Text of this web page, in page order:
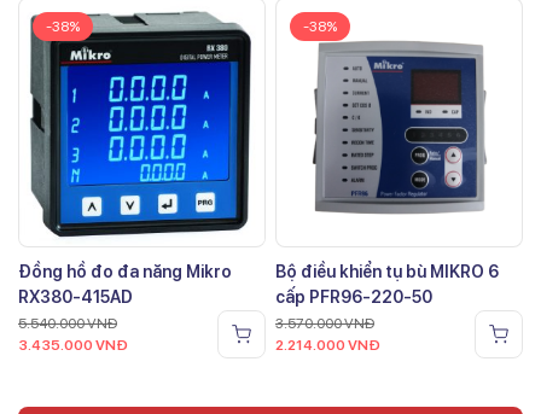
-38%
Đồng hồ đo đa năng Mikro
RX380-415AD
5.540.000VNĐ
3.435.000 VNĐ
-38%
Bộ điều khiển tụ bù MIKRO 6
cấp PFR96-220-50
3.570.000VNĐ
2.214.000 VNĐ